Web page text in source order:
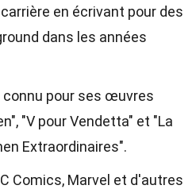
en écrivant pour des
dans les années
pour ses œuvres
"V pour Vendetta" et "La
Extraordinaires".
Comics, Marvel et d'autres